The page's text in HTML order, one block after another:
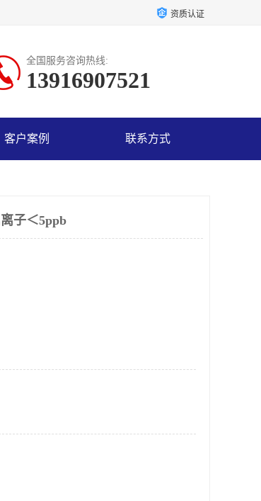
资质认证
全国服务咨询热线:
13916907521
客户案例 联系方式
子＜5ppb